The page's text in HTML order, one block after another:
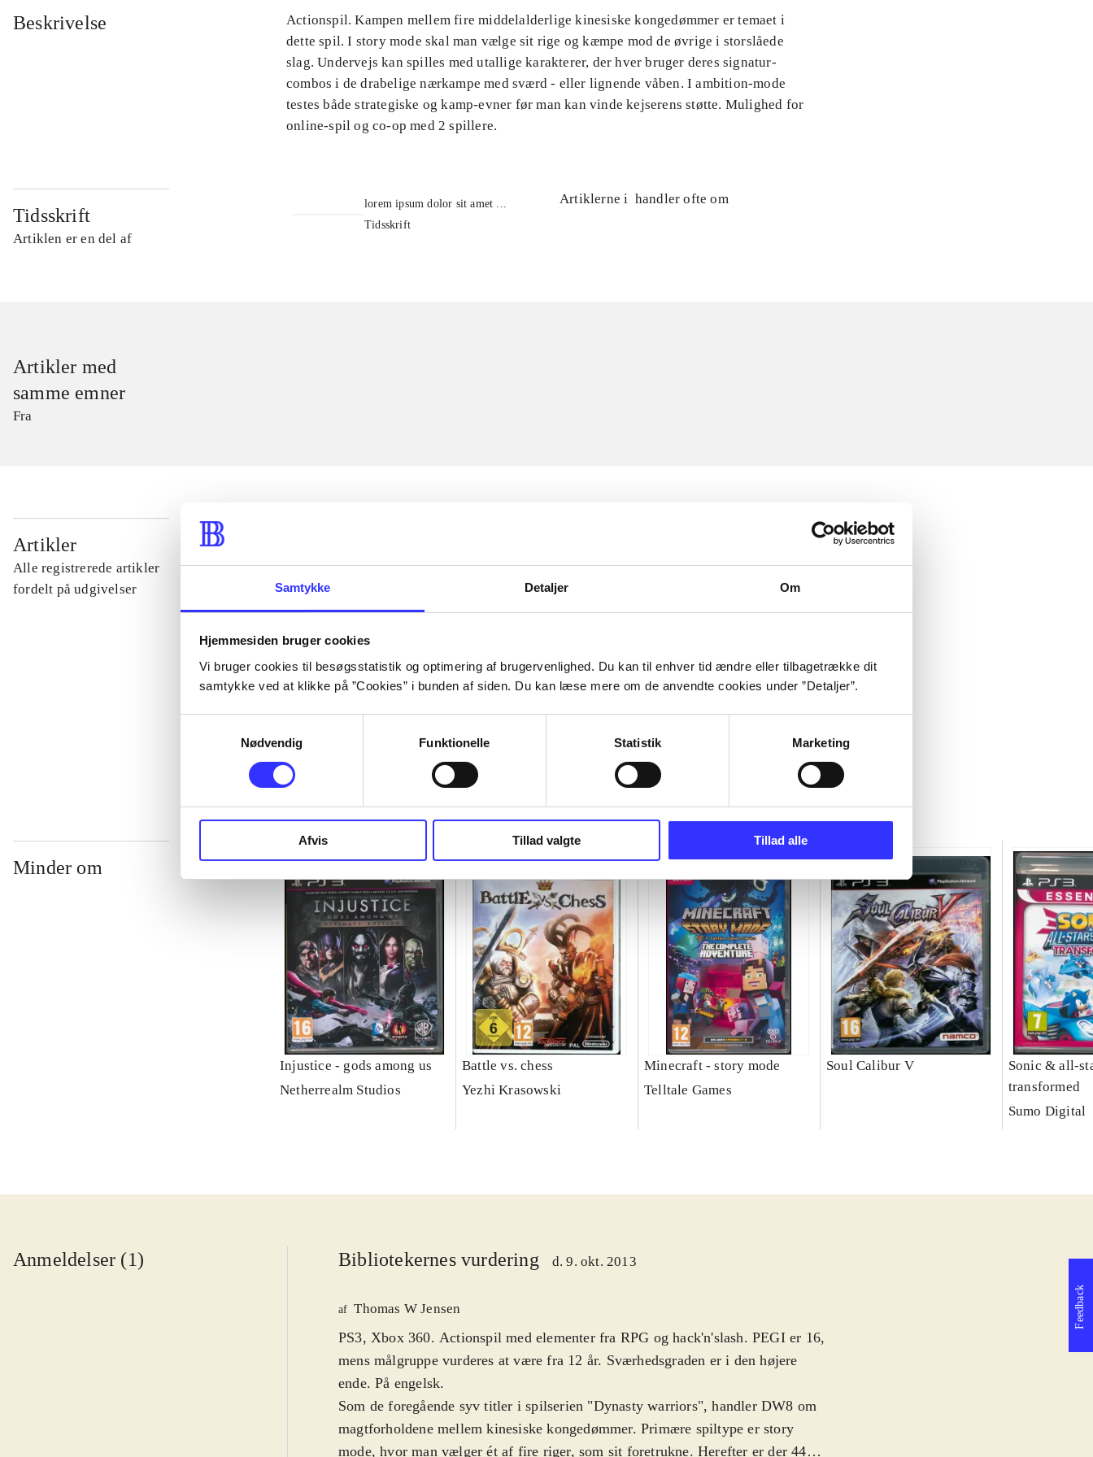
Samtykke Detaljer Om
Hjemmesiden bruger cookies
Vi bruger cookies til besøgsstatistik og optimering af brugervenlighed. Du kan til enhver tid ændre eller tilbagetrække dit
samtykke ved at klikke på ”Cookies” i bunden af siden. Du kan læse mere om de anvendte cookies under ”Detaljer”.
Nødvendig
Funktionelle Statistik Marketing
Afvis Tillad valgte Tillad alle
Beskrivelse
Actionspil. Kampen mellem fire middelalderlige kinesiske kongedømmer er temaet i
dette spil. I story mode skal man vælge sit rige og kæmpe mod de øvrige i storslåede
slag. Undervejs kan spilles med utallige karakterer, der hver bruger deres signatur-
combos i de drabelige nærkampe med sværd - eller lignende våben. I ambition-mode
testes både strategiske og kamp-evner før man kan vinde kejserens støtte. Mulighed for
online-spil og co-op med 2 spillere.
Tidsskrift
Artiklen er en del af
lorem ipsum dolor sit amet ...
Tidsskrift
Artiklerne i handler ofte om
Artikler med
samme emner
Fra
Artikler
Alle registrerede artikler
fordelt på udgivelser
...
...
...
...
Minder om
Injustice - gods among us
Netherrealm Studios
Battle vs. chess
Yezhi Krasowski
Minecraft - story mode
Telltale Games
Soul Calibur V
Sonic & all-
transformed
Sumo Digital
Anmeldelser (1) Bibliotekernes vurdering d. 9. okt. 2013
af Thomas W Jensen
PS3, Xbox 360. Actionspil med elementer fra RPG og hack'n'slash. PEGI er 16,
mens målgruppe vurderes at være fra 12 år. Sværhedsgraden er i den højere
ende. På engelsk.
Som de foregående syv titler i spilserien "Dynasty warriors", handler DW8 om
magtforholdene mellem kinesiske kongedømmer. Primære spiltype er story
mode, hvor man vælger ét af fire riger, som sit foretrukne. Herefter er der 44
Feedback